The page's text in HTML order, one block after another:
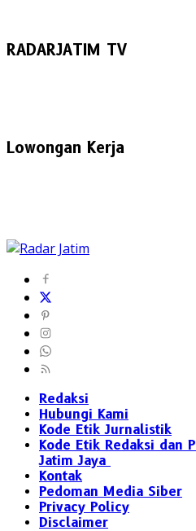
RADARJATIM TV
Lowongan Kerja
Redaksi
Hubungi Kami
Kode Etik Jurnalistik
Kode Etik Redaksi dan
Jatim Jaya
Kontak
Pedoman Media Siber
Privacy Policy
Disclaimer